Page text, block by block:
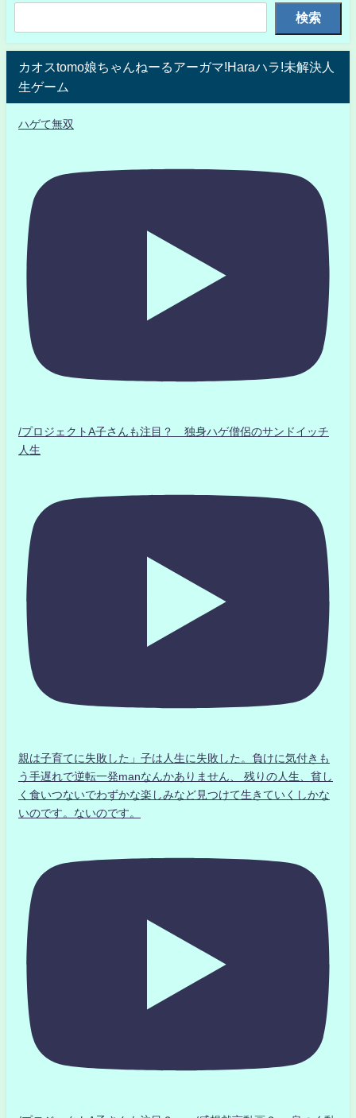
検索
カオスtomo娘ちゃんねーるアーガマ!Haraハラ!未解決人
生ゲーム
ハゲて無双
/プロジェクトA子さんも注目？ 独身ハゲ僧侶のサンドイッチ
人生
親は子育てに失敗した」子は人生に失敗した。負けに気付きも
う手遅れで逆転一発manなんかありません、 残りの人生、貧し
く食いつないでわずかな楽しみなど見つけて生きていくしかな
いのです。ないのです。